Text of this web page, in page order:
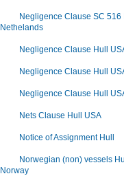
Negligence Clause SC 516
Nethelands
Negligence Clause Hull
Negligence Clause Hull
Negligence Clause Hull
Nets Clause Hull USA
Notice of Assignment Hull
Norwegian (non) vessels
Norway